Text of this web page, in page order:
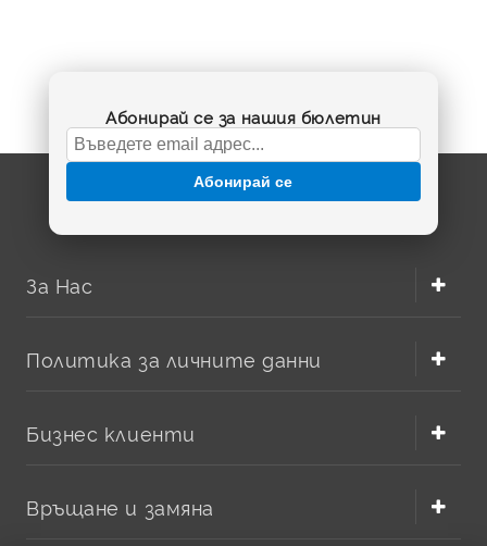
Абонирай се за нашия бюлетин
Абонирай се
За Нас
Политика за личните данни
Бизнес клиенти
Връщане и замяна